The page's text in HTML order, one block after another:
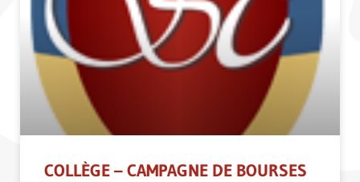
COLLÈGE – CAMPAGNE DE BOURSES